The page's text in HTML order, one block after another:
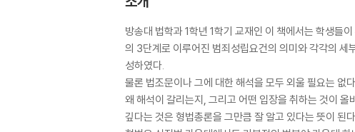
방송대 법학과 1학년 1학기 교재인 이 책에서는 학생들
의 3단계로 이루어진 범죄성립요건의 의미와 각각의 세
성하였다.
물론 법조문이나 그에 대한 해석을 모두 외울 필요는 없
왜 해석이 갈리는지, 그리고 어떤 입장을 취하는 것이
깊다는 것은 형법총론을 그만큼 잘 알고 있다는 뜻이 된